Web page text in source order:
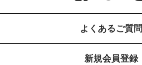
よくあるご質問
新規会員登録